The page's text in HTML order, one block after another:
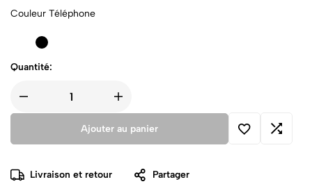
Couleur Téléphone
Quantité:
Ajouter au panier
Livraison et retour Partager